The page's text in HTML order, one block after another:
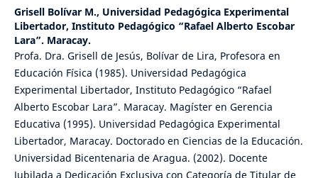
Grisell Bolívar M., Universidad Pedagógica Experimental
Libertador, Instituto Pedagógico “Rafael Alberto Escobar
Lara”. Maracay.
Profa. Dra. Grisell de Jesús, Bolívar de Lira, Profesora en
Educación Física (1985). Universidad Pedagógica
Experimental Libertador, Instituto Pedagógico “Rafael
Alberto Escobar Lara”. Maracay. Magíster en Gerencia
Educativa (1995). Universidad Pedagógica Experimental
Libertador, Maracay. Doctorado en Ciencias de la Educación.
Universidad Bicentenaria de Aragua. (2002). Docente
Jubilada a Dedicación Exclusiva con Categoría de Titular de